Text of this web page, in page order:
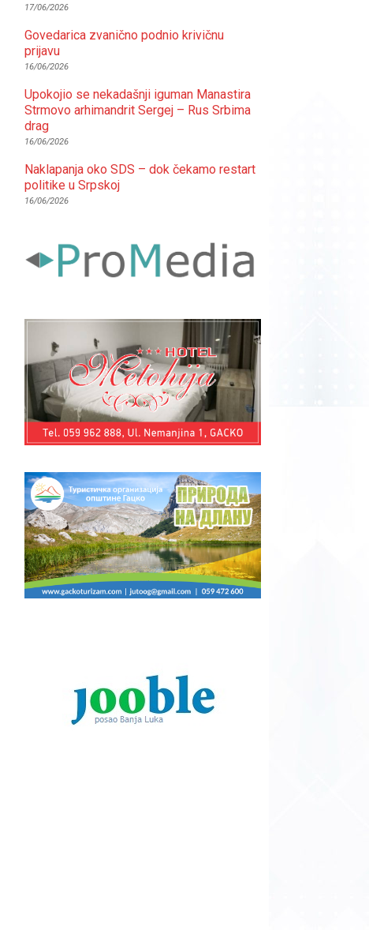
17/06/2026
Govedarica zvanično podnio krivičnu
prijavu
16/06/2026
Upokojio se nekadašnji iguman Manastira
Strmovo arhimandrit Sergej – Rus Srbima
drag
16/06/2026
Naklapanja oko SDS – dok čekamo restart
politike u Srpskoj
16/06/2026